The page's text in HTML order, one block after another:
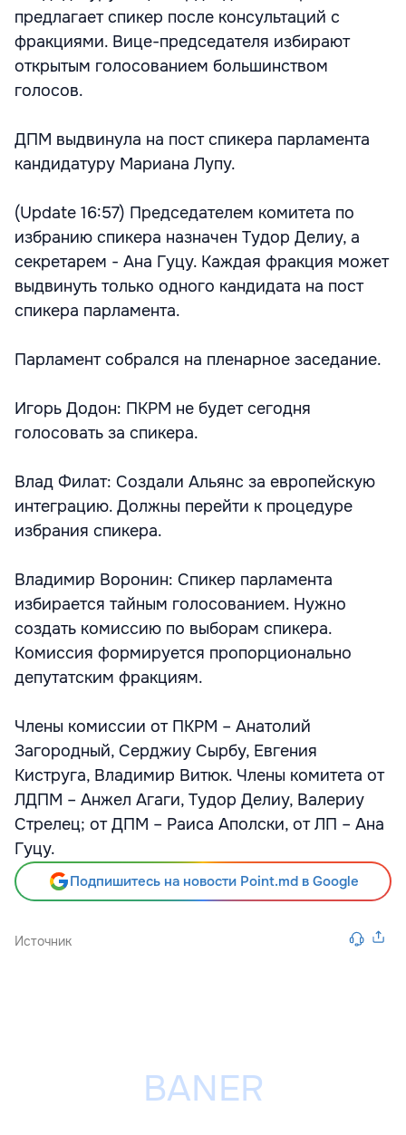
предлагает спикер после консультаций с
фракциями. Вице-председателя избирают
открытым голосованием большинством
голосов.
ДПМ выдвинула на пост спикера парламента
кандидатуру Мариана Лупу.
(Update 16:57) Председателем комитета по
избранию спикера назначен Тудор Делиу, а
секретарем - Ана Гуцу. Каждая фракция может
выдвинуть только одного кандидата на пост
спикера парламента.
Парламент собрался на пленарное заседание.
Игорь Додон: ПКРМ не будет сегодня
голосовать за спикера.
Влад Филат: Создали Альянс за европейскую
интеграцию. Должны перейти к процедуре
избрания спикера.
Владимир Воронин: Спикер парламента
избирается тайным голосованием. Нужно
создать комиссию по выборам спикера.
Комиссия формируется пропорционально
депутатским фракциям.
Члены комиссии от ПКРМ – Анатолий
Загородный, Серджиу Сырбу, Евгения
Киструга, Владимир Витюк. Члены комитета от
ЛДПМ – Анжел Агаги, Тудор Делиу, Валериу
Стрелец; от ДПМ – Раиса Аполски, от ЛП – Ана
Гуцу.
Подпишитесь на новости Point.md в Google
Источник